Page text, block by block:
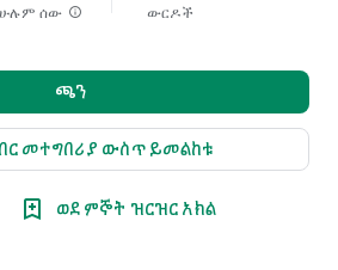
ሁሉም ሰው info ውርዶች
ጫን
መተግበሪያ ውስጥ ይመልከቱ
ወደ ምኞት ዝርዝር አክል